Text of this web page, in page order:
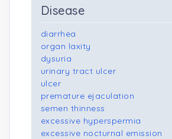
Disease
diarrhea
organ laxity
dysuria
urinary tract ulcer
ulcer
premature ejaculation
semen thinness
excessive hyperspermia
excessive nocturnal emission